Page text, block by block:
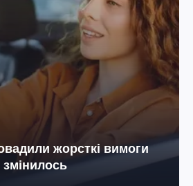
жорсткі вимоги